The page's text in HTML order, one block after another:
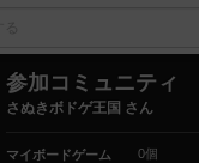
参加コミュニティ
さぬきボドゲ王国 さん
マイボードゲーム
0個